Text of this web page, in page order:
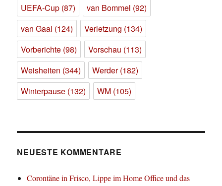
UEFA-Cup (87) van Bommel (92)
van Gaal (124) Verletzung (134)
Vorberichte (98) Vorschau (113)
Weisheiten (344) Werder(182)
Winterpause (132) WM (105)
NEUESTE KOMMENTARE
Corontäne in Frisco, Lippe im Home Office und das